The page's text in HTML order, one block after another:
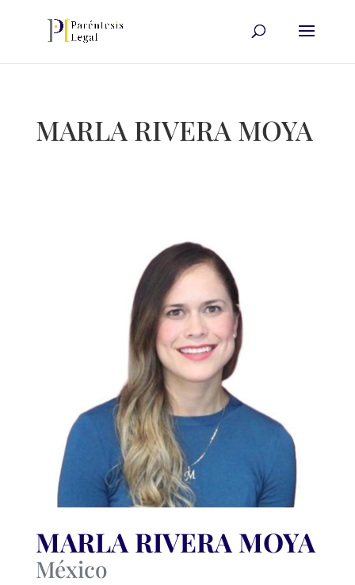
MARLA RIVERA MOYA
MARLA RIVERA MOYA
México